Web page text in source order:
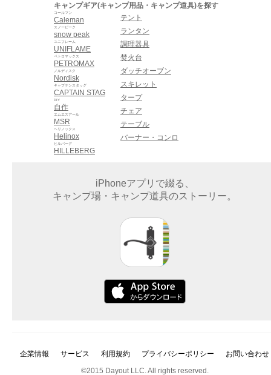
キャンプギア(キャンプ用品・キャンプ道具)を探す
Caleman
コールマン
snow peak
スノーピーク
UNIFLAME
ユニフレーム
PETROMAX
ペトロマックス
Nordisk
ノルディスク
CAPTAIN STAG
キャプテンスタッグ
自作
DIY
MSR
エムエスアール
Helinox
ヘリノックス
HILLEBERG
ヒルバーグ
テント
ランタン
調理器具
焚火台
ダッチオーブン
スキレット
タープ
チェア
テーブル
バーナー・コンロ
iPhoneアプリで綴る、
キャンプ場・キャンプ道具のストーリー。
企業情報 サービス 利用規約 プライバシーポリシー
お問い合わせ
©2015 Dayout LLC. All rights reserved.